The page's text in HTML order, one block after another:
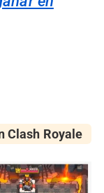
Clash Royale